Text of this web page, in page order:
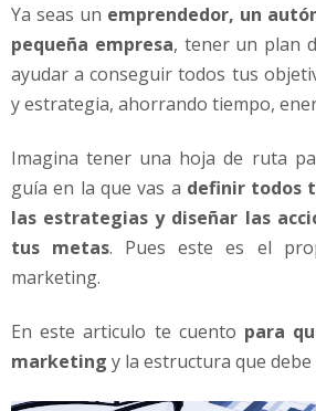
Ya seas un emprendedor, un
pequeña empresa, tener un plan
ayudar a conseguir todos tus
y estrategia, ahorrando tiempo,
Imagina tener una hoja de ruta
guía en la que vas a definir todos
las estrategias y diseñar las
tus metas. Pues este es el
marketing.
En este articulo te cuento para
marketing y la estructura que debe